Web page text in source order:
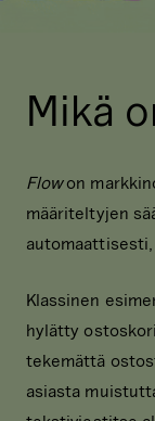
Mikä
Flowon
määriteltyjen
Klassinen
hylätty
tekemättä
asiasta